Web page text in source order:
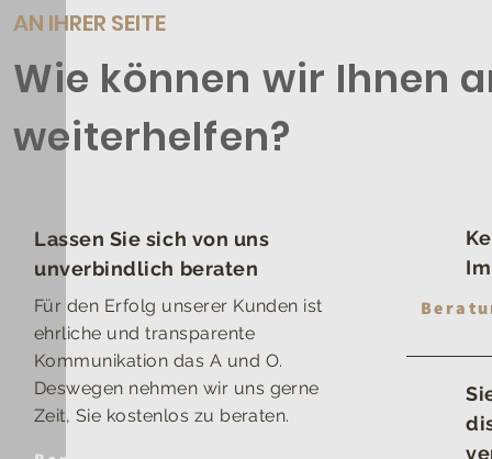
AN IHRER SEITE
Wie können wir Ihnen
weiterhelfen?
Lassen Sie sich von uns
unverbindlich beraten
Für den Erfolg unserer Kunden ist
ehrliche und transparente
Kommunikation das A und O.
Deswegen nehmen wir uns gerne
Zeit, Sie kostenlos zu beraten.